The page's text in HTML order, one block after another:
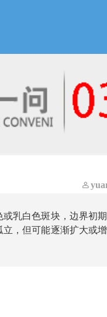
乳白色斑块，边界初
，但可能逐渐扩大或